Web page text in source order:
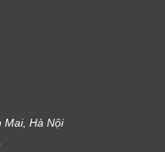
Mai, Hà Nội